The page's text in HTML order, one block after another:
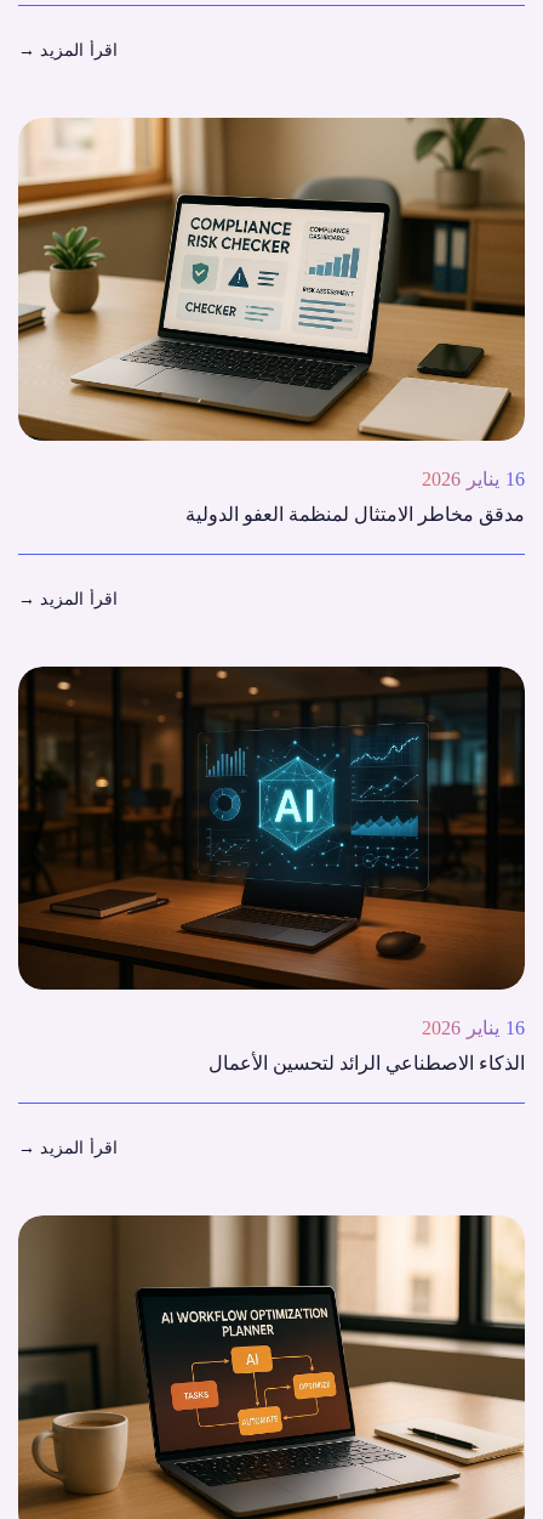
اقرأ المزيد →
16 يناير 2026
مدقق مخاطر الامتثال لمنظمة العفو الدولية
اقرأ المزيد →
16 يناير 2026
الذكاء الاصطناعي الرائد لتحسين الأعمال
اقرأ المزيد →